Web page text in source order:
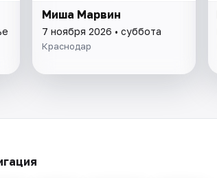
Миша Марвин
7 ноября 2026 • суббота
Краснодар